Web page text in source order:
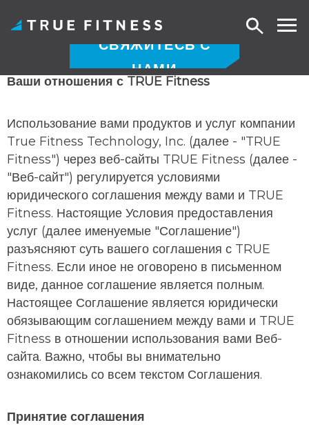
Перейти
содержанию
СВЯЖИТЕСЬ С
НАМИ
Поиск
Ваши отношения с TRUE Fitness
Использование вами продуктов и услуг компании
True Fitness Technology, Inc. (далее - "TRUE
Fitness") через веб-сайты TRUE Fitness (далее -
"Веб-сайт") регулируется условиями
юридического соглашения между вами и TRUE
Fitness. Настоящие Условия предоставления
услуг (далее именуемые "Соглашение")
разъясняют суть вашего соглашения с TRUE
Fitness. Если иное не оговорено в письменном
виде, данное соглашение является полным.
Настоящее Соглашение является юридически
обязывающим соглашением между вами и TRUE
Fitness в отношении использования вами Веб-
сайта. Важно, чтобы вы внимательно
ознакомились со всем текстом Соглашения.
Принятие соглашения